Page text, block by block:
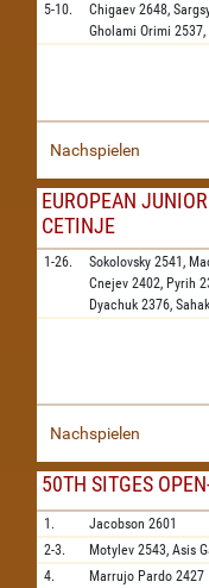
5-10.
Chigaev 2648,
Gholami Orimi 2537,
Nachspielen
EUROPEAN
CETINJE
1-26. Sokolovsky 2541,
Cnejev 2402, Pyrih
Dyachuk 2376,
Nachspielen
50TH SITGES
1. Jacobson 2601
2-3.
Motylev 2543, Asis
4.
Marrujo Pardo 2427